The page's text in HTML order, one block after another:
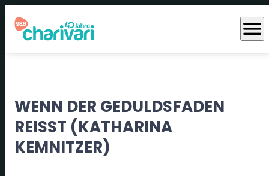
menu
WENN DER GEDULDSFADEN
REISST (KATHARINA K
EMNITZER)